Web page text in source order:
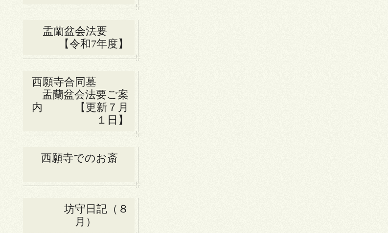
盂蘭盆会法要
【令和7年度】
西願寺合同墓
盂蘭盆会法要ご案
内 【更新７月
１日】
西願寺でのお斎
坊守日記（８
月）